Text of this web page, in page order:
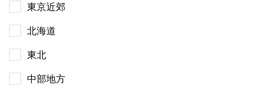
東京近郊
北海道
東北
中部地方